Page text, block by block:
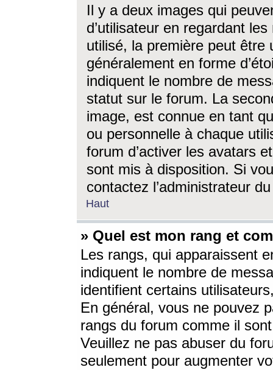
Il y a deux images qui
d’utilisateur en regardant
utilisé, la première peut être
généralement en forme
indiquent le nombre de
statut sur le forum. La
image, est connue en tant
ou personnelle à chaque
forum d’activer les avatars
sont mis à disposition. Si
contactez l’administrateur
Haut
» Quel est mon rang et
Les rangs, qui apparaissent
indiquent le nombre de
identifient certains
En général, vous ne pouvez
rangs du forum comme il
Veuillez ne pas abuser du
seulement pour augmenter